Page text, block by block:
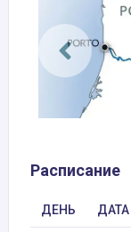
Расписание
ДЕНЬ ДАТА